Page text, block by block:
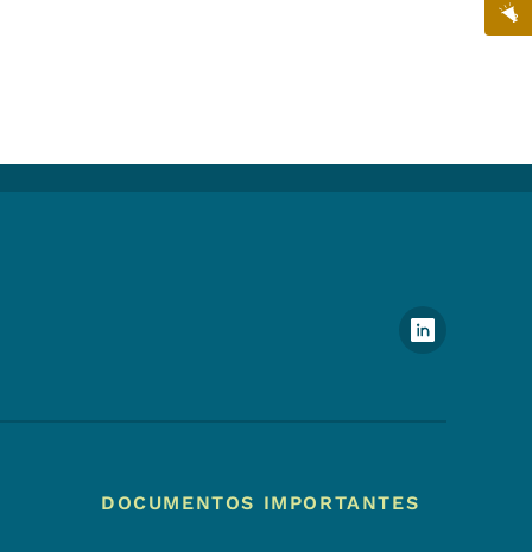
Menú de redes sociales del
DOCUMENTOS IMPORTANTES